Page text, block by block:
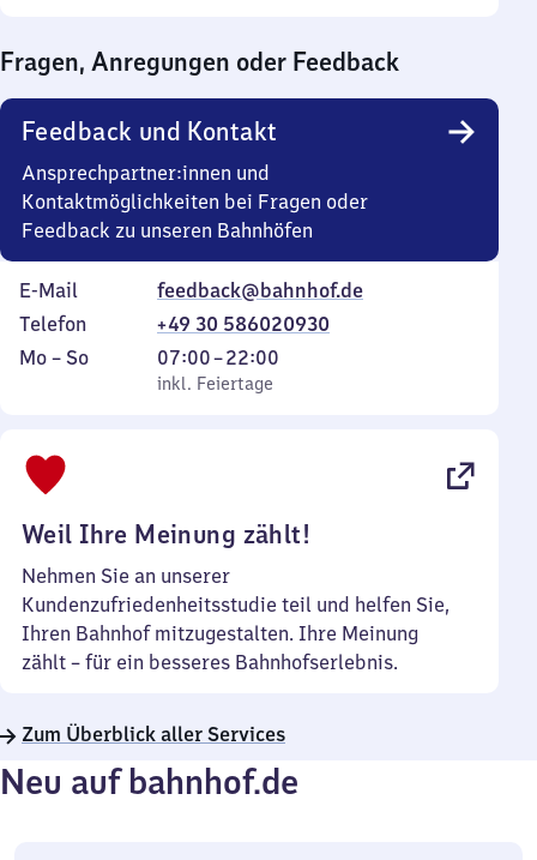
0
Uhr
Fragen, Anregungen oder Feedback
Feedback und Kontakt
Ansprechpartner:innen und
Kontaktmöglichkeiten bei Fragen oder
Feedback zu unseren Bahnhöfen
E-Mail
feedback@bahnhof.de
Telefon
+49 30 586020930
Montag
Mo – So,
inkl. Feiertage
07:00–22:00
Von
7
inkl. Feiertage
Weil Ihre Meinung zählt!
Nehmen Sie an unserer
Kundenzufriedenheitsstudie teil und helfen Sie,
Ihren Bahnhof mitzugestalten. Ihre Meinung
zählt – für ein besseres Bahnhofserlebnis.
Zum Überblick aller Services
Neu auf bahnhof.de